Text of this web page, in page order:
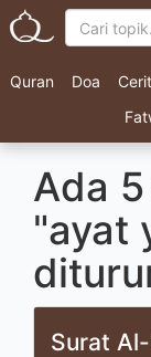
Quran Doa
Ada
"ayat
Surat